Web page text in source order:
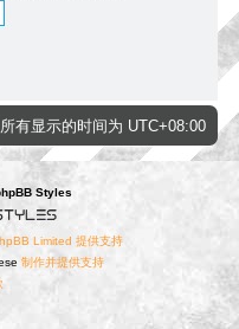
所有显示的时间为 UTC+08:00
Styles
Limited 提供支持
制作并提供支持